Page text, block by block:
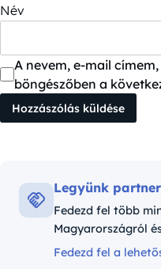
Név
A nevem, e-mail
böngészőben a
Legyünk
Fedezd fel több
Magyarországról
Fedezd fel a